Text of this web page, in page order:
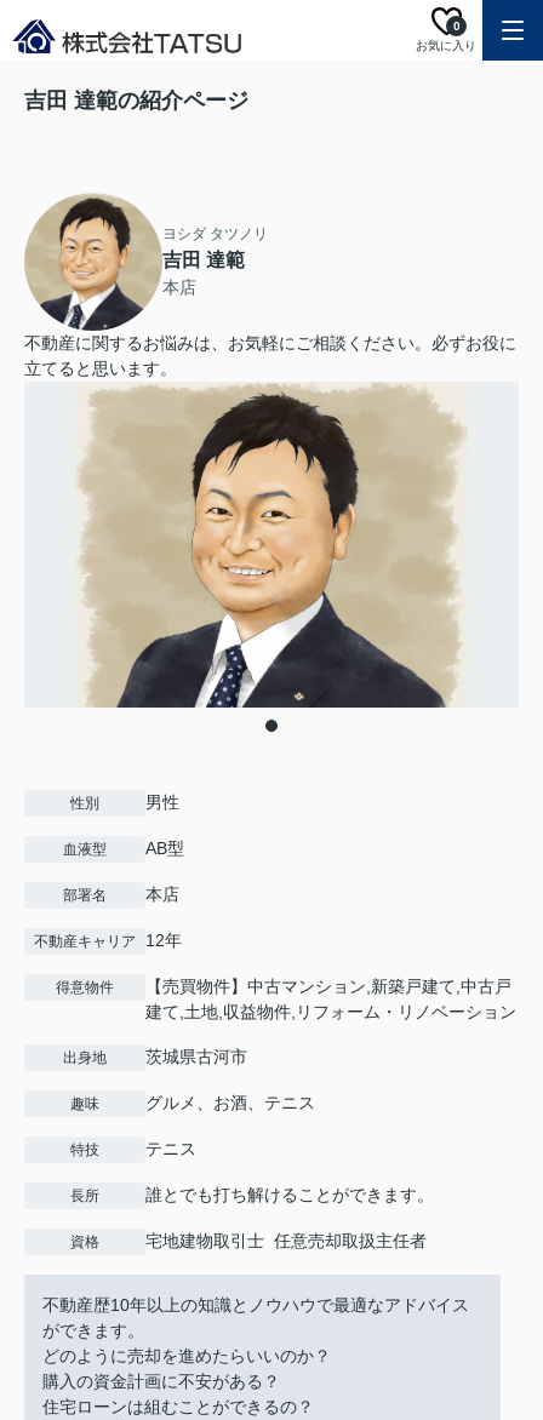
お気に入り
0
吉田 達範の紹介ページ
ヨシダ タツノリ
吉田 達範
本店
不動産に関するお悩みは、お気軽にご相談ください。必ずお役に
立てると思います。
性別 男性
血液型 AB型
部署名 本店
不動産キャリア 12年
得意物件
【売買物件】中古マンション,新築戸建て,中古戸
建て,土地,収益物件,リフォーム・リノベーション
出身地 茨城県古河市
趣味 グルメ、お酒、テニス
特技 テニス
長所 誰とでも打ち解けることができます。
資格 宅地建物取引士 任意売却取扱主任者
不動産歴10年以上の知識とノウハウで最適なアドバイス
ができます。
どのように売却を進めたらいいのか？
購入の資金計画に不安がある？
住宅ローンは組むことができるの？